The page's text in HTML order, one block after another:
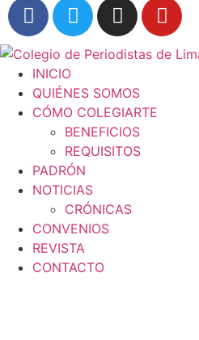
INICIO
QUIÉNES SOMOS
CÓMO COLEGIARTE
BENEFICIOS
REQUISITOS
PADRÓN
NOTICIAS
CRÓNICAS
CONVENIOS
REVISTA
CONTACTO